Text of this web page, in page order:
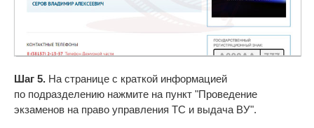
Шаг 5. На странице с краткой информацией
по подразделению нажмите на пункт "Проведение
экзаменов на право управления ТС и выдача ВУ".